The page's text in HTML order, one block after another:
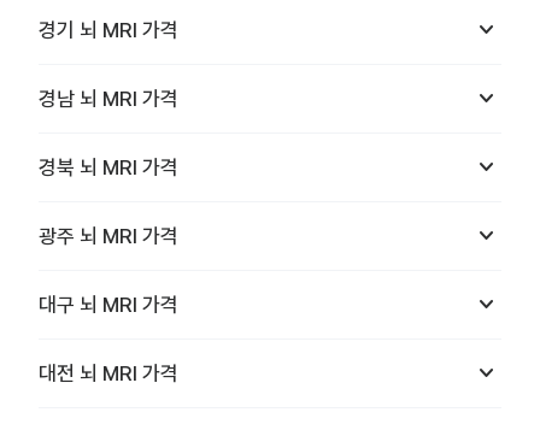
경기 뇌 MRI 가격 keyboard_arrow_down
경남 뇌 MRI 가격 keyboard_arrow_down
경북 뇌 MRI 가격 keyboard_arrow_down
광주 뇌 MRI 가격 keyboard_arrow_down
대구 뇌 MRI 가격 keyboard_arrow_down
대전 뇌 MRI 가격 keyboard_arrow_down